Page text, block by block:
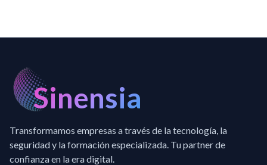
Sinensia
Transformamos empresas a través de la tecnología, la
seguridad y la formación especializada. Tu partner de
confianza en la era digital.